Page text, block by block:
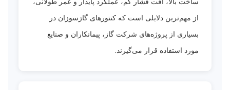
از مهم‌ترین دلایلی است که کنتورهای گازسوزان در
بسیاری از پروژه‌های شرکت گاز، پیمانکاران و صنایع
مورد استفاده قرار می‌گیرند.